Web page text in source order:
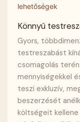
Könnyű
Gyors,
testreszabást
csomagolás
mennyiségekkel
teszi exkluzív,
beszerzését
költségeit